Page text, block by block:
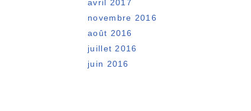
avril 2017
novembre 2016
août 2016
juillet 2016
juin 2016